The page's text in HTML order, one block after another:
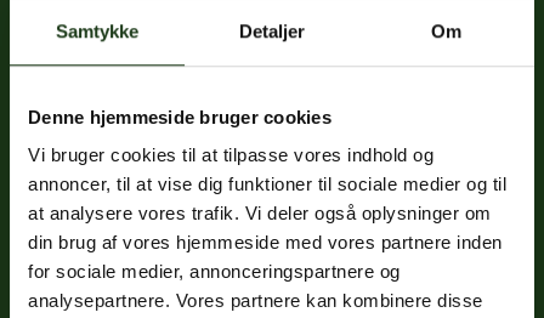
Samtykke Detaljer Om
Denne hjemmeside bruger cookies
Vi bruger cookies til at tilpasse vores indhold og
annoncer, til at vise dig funktioner til sociale medier og til
at analysere vores trafik. Vi deler også oplysninger om
din brug af vores hjemmeside med vores partnere inden
for sociale medier, annonceringspartnere og
analysepartnere. Vores partnere kan kombinere disse
Fredericiavej 69B, st.
7100 Vejle
CVR: 32334512
Trustpilot